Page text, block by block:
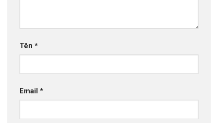
Tên *
Email *